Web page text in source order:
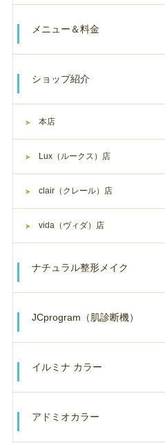
メニュー＆料金
ショップ紹介
本店
Lux（ルークス）店
clair（クレール）店
vida（ヴィダ）店
ナチュラル整形メイク
JCprogram（肌診断機）
イルミナ カラー
アドミオカラー